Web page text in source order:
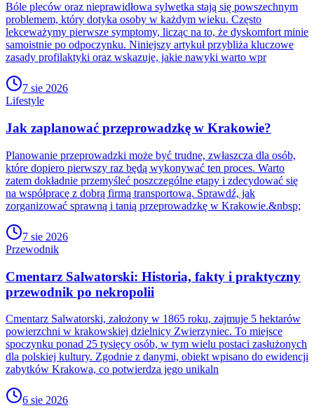
Bóle pleców oraz nieprawidłowa sylwetka stają się powszechnym
problemem, który dotyka osoby w każdym wieku. Często
lekceważymy pierwsze symptomy, licząc na to, że dyskomfort minie
samoistnie po odpoczynku. Niniejszy artykuł przybliża kluczowe
zasady profilaktyki oraz wskazuje, jakie nawyki warto wpr
7 sie 2026
Lifestyle
Jak zaplanować przeprowadzkę w Krakowie?
Planowanie przeprowadzki może być trudne, zwłaszcza dla osób,
które dopiero pierwszy raz będą wykonywać ten proces. Warto
zatem dokładnie przemyśleć poszczególne etapy i zdecydować się
na współpracę z dobrą firmą transportową. Sprawdź, jak
zorganizować sprawną i tanią przeprowadzkę w Krakowie.&nbsp;
7 sie 2026
Przewodnik
Cmentarz Salwatorski: Historia, fakty i praktyczny
przewodnik po nekropolii
Cmentarz Salwatorski, założony w 1865 roku, zajmuje 5 hektarów
powierzchni w krakowskiej dzielnicy Zwierzyniec. To miejsce
spoczynku ponad 25 tysięcy osób, w tym wielu postaci zasłużonych
dla polskiej kultury. Zgodnie z danymi, obiekt wpisano do ewidencji
zabytków Krakowa, co potwierdza jego unikaln
6 sie 2026